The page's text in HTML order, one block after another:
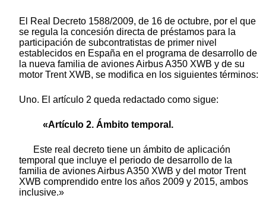
El Real Decreto 1588/2009, de 16 de octubre, por el que
se regula la concesión directa de préstamos para la
participación de subcontratistas de primer nivel
establecidos en España en el programa de desarrollo de
la nueva familia de aviones Airbus A350 XWB y de su
motor Trent XWB, se modifica en los siguientes términos:
Uno. El artículo 2 queda redactado como sigue:
«Artículo 2. Ámbito temporal.
Este real decreto tiene un ámbito de aplicación
temporal que incluye el periodo de desarrollo de la
familia de aviones Airbus A350 XWB y del motor Trent
XWB comprendido entre los años 2009 y 2015, ambos
inclusive.»